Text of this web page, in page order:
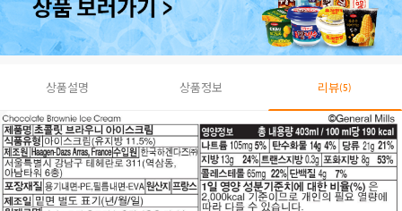
상품설명 상품정보 리뷰(5)